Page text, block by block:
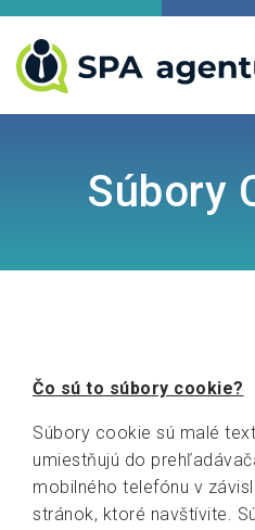
Súbory
Čo sú to súbory cookie?
Súbory cookie sú malé
umiestňujú do
mobilného telefónu v
stránok, ktoré navštívite.